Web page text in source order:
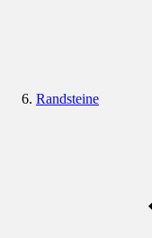
Randsteine